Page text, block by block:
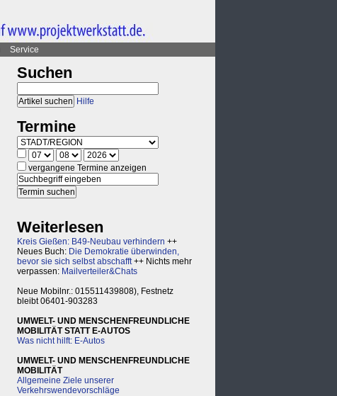
Service
Suchen
Hilfe
Termine
vergangene Termine anzeigen
Weiterlesen
Kreis Gießen: B49-Neubau verhindern ++
Neues Buch: Die Demokratie überwinden,
bevor sie sich selbst abschafft++ Nichts mehr
verpassen: Mailverteiler&Chats
Neue Mobilnr.: 015511439808), Festnetz
bleibt 06401-903283
UMWELT- UND MENSCHENFREUNDLICHE
MOBILITÄT STATT E-AUTOS
Was nicht hilft: E-Autos
UMWELT- UND MENSCHENFREUNDLICHE
MOBILITÄT
Allgemeine Ziele unserer
Verkehrswendevorschläge